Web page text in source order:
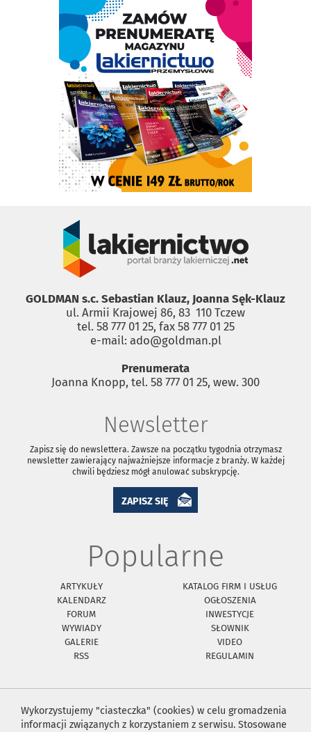
GOLDMAN s.c. Sebastian Klauz, Joanna Sęk-Klauz
ul. Armii Krajowej 86, 83 ­ 110 Tczew
tel. 58 777 01 25, fax 58 777 01 25
e-mail: ado@goldman.pl
Prenumerata
Joanna Knopp, tel. 58 777 01 25, wew. 300
Newsletter
Zapisz się do newslettera. Zawsze na początku tygodnia otrzymasz
newsletter zawierający najważniejsze informacje z branży. W każdej
chwili będziesz mógł anulować subskrypcję.
ZAPISZ SIĘ
Popularne
ARTYKUŁY
KATALOG FIRM I USŁUG
KALENDARZ
OGŁOSZENIA
FORUM
INWESTYCJE
WYWIADY
SŁOWNIK
GALERIE
VIDEO
RSS
REGULAMIN
Wykorzystujemy "ciasteczka" (cookies) w celu gromadzenia
informacji związanych z korzystaniem z serwisu. Stosowane